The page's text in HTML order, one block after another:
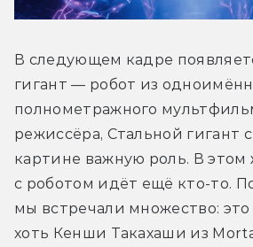
В следующем кадре
гигант — робот из
полнометражного
режиссёра, Стальной гигант
картине важную роль. В
с роботом идёт ещё кто-то.
мы встречали множество:
хоть Кенши Такахаши из